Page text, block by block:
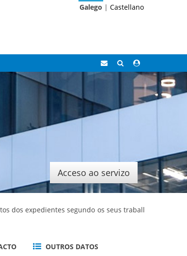
Galego | Castellano
Correo
Eidolocal
BuscarAcceso
área
privada
Acceso ao servizo
dos expedientes segundo os seus traballos
OUTROS DATOS